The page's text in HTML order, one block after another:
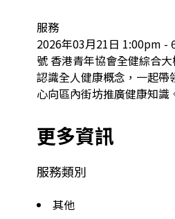
服務
2026年03月21日 1:00pm -
號 香港青年協會全健綜合
認識全人健康概念，一起帶
心向區內街坊推廣健康知識
更多資訊
服務類別
其他